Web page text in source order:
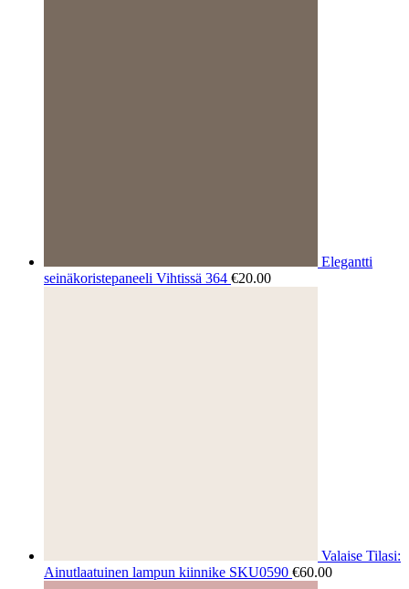
Elegantti
seinäkoristepaneeli Vihtissä 364 €20.00
Valaise Tilasi:
Ainutlaatuinen lampun kiinnike SKU0590 €60.00